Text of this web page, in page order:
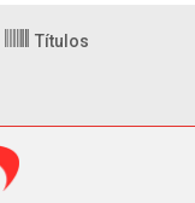
Títulos